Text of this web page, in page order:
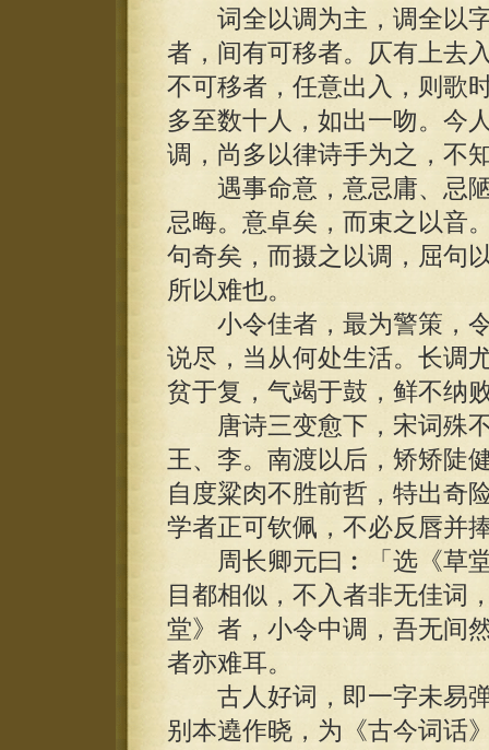
词全以调为主，调全以字
者，间有可移者。仄有上去
不可移者，任意出入，则歌
多至数十人，如出一吻。今
调，尚多以律诗手为之，不
遇事命意，意忌庸、忌陋
忌晦。意卓矣，而束之以音
句奇矣，而摄之以调，屈句
所以难也。
小令佳者，最为警策，令
说尽，当从何处生活。长调
贫于复，气竭于鼓，鲜不纳
唐诗三变愈下，宋词殊不
王、李。南渡以后，矫矫陡
自度粱肉不胜前哲，特出奇
学者正可钦佩，不必反唇并
周长卿元曰︰「选《草堂
目都相似，不入者非无佳词
堂》者，小令中调，吾无间
者亦难耳。
古人好词，即一字未易弹
别本遶作晓，为《古今词话